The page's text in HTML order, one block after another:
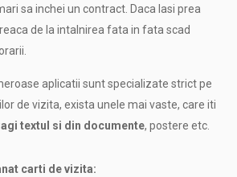
sa inchei un contract. Daca lasi prea
de la intalnirea fata in fata scad
aplicatii sunt specializate strict pe
de vizita, exista unele mai vaste, care iti
textul si din documente, postere etc.
carti de vizita: